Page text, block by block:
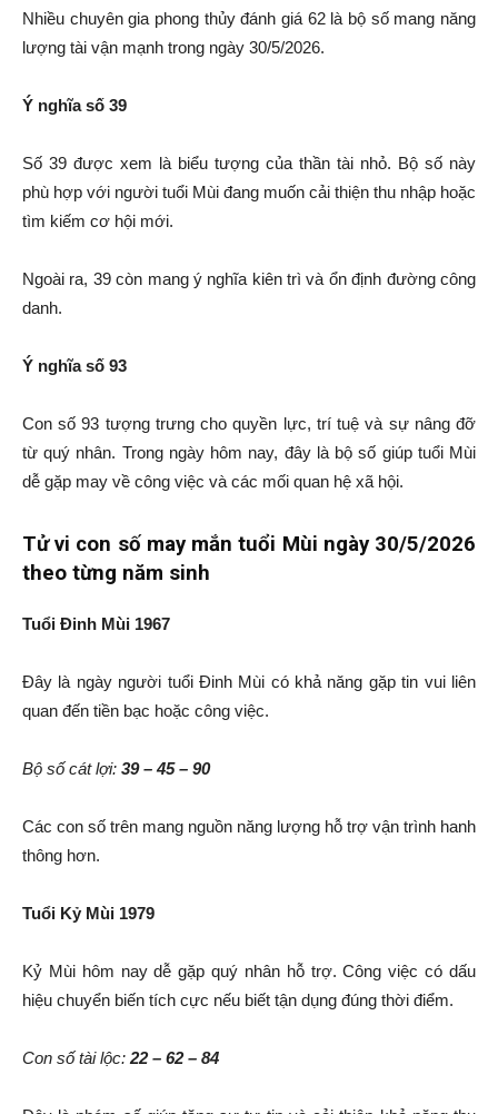
Nhiều chuyên gia phong thủy đánh giá 62 là bộ số mang năng
lượng tài vận mạnh trong ngày 30/5/2026.
Ý nghĩa số 39
Số 39 được xem là biểu tượng của thần tài nhỏ. Bộ số này
phù hợp với người tuổi Mùi đang muốn cải thiện thu nhập hoặc
tìm kiếm cơ hội mới.
Ngoài ra, 39 còn mang ý nghĩa kiên trì và ổn định đường công
danh.
Ý nghĩa số 93
Con số 93 tượng trưng cho quyền lực, trí tuệ và sự nâng đỡ
từ quý nhân. Trong ngày hôm nay, đây là bộ số giúp tuổi Mùi
dễ gặp may về công việc và các mối quan hệ xã hội.
Tử vi con số may mắn tuổi Mùi ngày 30/5/2026
theo từng năm sinh
Tuổi Đinh Mùi 1967
Đây là ngày người tuổi Đinh Mùi có khả năng gặp tin vui liên
quan đến tiền bạc hoặc công việc.
Bộ số cát lợi: 39 – 45 – 90
Các con số trên mang nguồn năng lượng hỗ trợ vận trình hanh
thông hơn.
Tuổi Kỷ Mùi 1979
Kỷ Mùi hôm nay dễ gặp quý nhân hỗ trợ. Công việc có dấu
hiệu chuyển biến tích cực nếu biết tận dụng đúng thời điểm.
Con số tài lộc:22 – 62 – 84